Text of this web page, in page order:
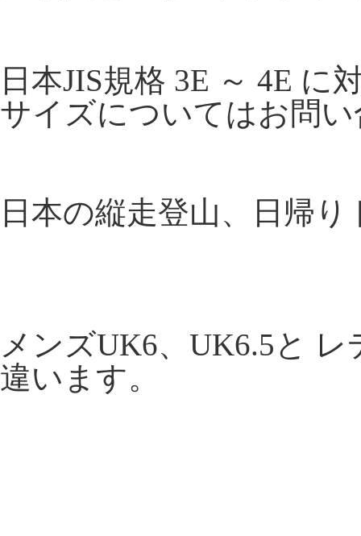
日本JIS規格 3E ～ 4E に
サイズについてはお問
日本の縦走登山、日帰
メンズUK6、UK6.5と
違います。